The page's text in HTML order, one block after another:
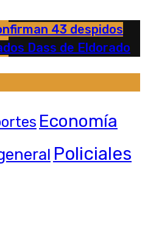
43 despidos
Dass de Eldorado
Economía
Policiales